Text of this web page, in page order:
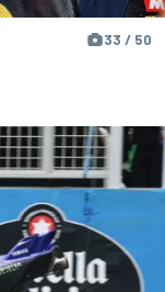
33 / 50